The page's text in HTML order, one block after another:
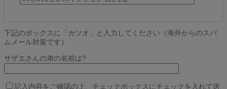
下記のボックスに「カツオ」と入力してください（海外からのスパ
ムメール対策です）
サザエさんの弟の名前は?
記入内容をご確認の上、チェックボックスにチェックを入れて送